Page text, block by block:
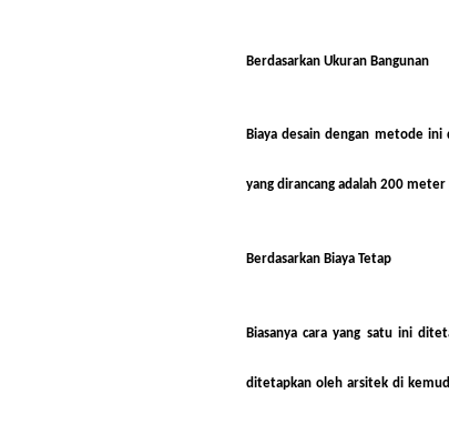
Berdasarkan Ukuran Bangunan
Biaya desain dengan metode
yang dirancang adalah 200
Berdasarkan Biaya Tetap
Biasanya cara yang satu ini
ditetapkan oleh arsitek di